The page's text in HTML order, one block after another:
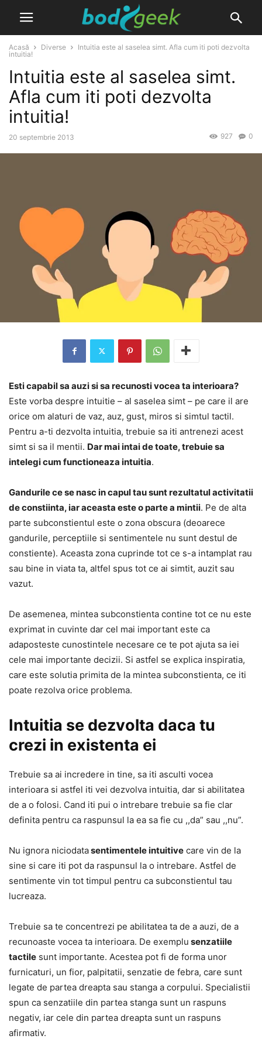
Acasă Diverse
Intuitia este al saselea simt. Afla cum iti poti dezvolta
intuitia!
Intuitia este al saselea simt.
Afla cum iti poti dezvolta
intuitia!
20 septembrie 2013 0
927
Esti capabil sa auzi si sa recunosti vocea ta interioara?
Este vorba despre intuitie – al saselea simt – pe care il are
orice om alaturi de vaz, auz, gust, miros si simtul tactil.
Pentru a-ti dezvolta intuitia, trebuie sa iti antrenezi acest
simt si sa il mentii. Dar mai intai de toate, trebuie sa
intelegi cum functioneaza intuitia.
Gandurile ce se nasc in capul tau sunt rezultatul activitatii
de constiinta, iar aceasta este o parte a mintii. Pe de alta
parte subconstientul este o zona obscura (deoarece
gandurile, perceptiile si sentimentele nu sunt destul de
constiente). Aceasta zona cuprinde tot ce s-a intamplat rau
sau bine in viata ta, altfel spus tot ce ai simtit, auzit sau
vazut.
De asemenea, mintea subconstienta contine tot ce nu este
exprimat in cuvinte dar cel mai important este ca
adaposteste cunostintele necesare ce te pot ajuta sa iei
cele mai importante decizii. Si astfel se explica inspiratia,
care este solutia primita de la mintea subconstienta, ce iti
poate rezolva orice problema.
Intuitia se dezvolta daca tu
crezi in existenta ei
Trebuie sa ai incredere in tine, sa iti asculti vocea
interioara si astfel iti vei dezvolva intuitia, dar si abilitatea
de a o folosi. Cand iti pui o intrebare trebuie sa fie clar
definita pentru ca raspunsul la ea sa fie cu ,,da” sau ,,nu”.
Nu ignora niciodatasentimentele intuitive care vin de la
sine si care iti pot da raspunsul la o intrebare. Astfel de
sentimente vin tot timpul pentru ca subconstientul tau
lucreaza.
Trebuie sa te concentrezi pe abilitatea ta de a auzi, de a
recunoaste vocea ta interioara. De exemplu senzatiile
tactile sunt importante. Acestea pot fi de forma unor
furnicaturi, un fior, palpitatii, senzatie de febra, care sunt
legate de partea dreapta sau stanga a corpului. Specialistii
spun ca senzatiile din partea stanga sunt un raspuns
negativ, iar cele din partea dreapta sunt un raspuns
afirmativ.